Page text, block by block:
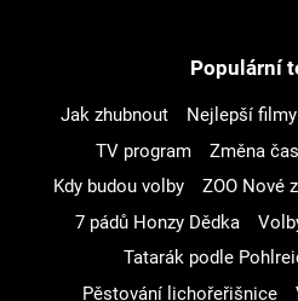
Populární
Jak zhubnout Nejlepší
TV program
Změna
Kdy budou volby
ZOO Nové
7 pádů Honzy Dědka
Tatarák podle
Pěstování lichořeřišnice